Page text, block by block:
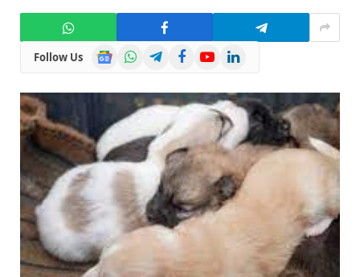
Follow Us
GoogleWhatsAppTelegramFacebookYouTubeLinkedIn